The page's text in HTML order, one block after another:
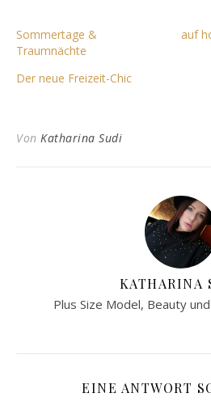
Sommertage &
Traumnächte
auf
Der neue Freizeit-Chic
Von Katharina Sudi
KATHARINA
Plus Size Model, Beauty
EINE ANTWORT